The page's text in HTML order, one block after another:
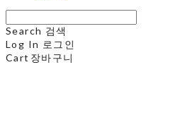
Search 검색
Log In 로그인
Cart 장바구니